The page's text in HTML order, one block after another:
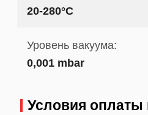
20-280°С
Уровень вакуума:
0,001 mbar
Условия оплаты